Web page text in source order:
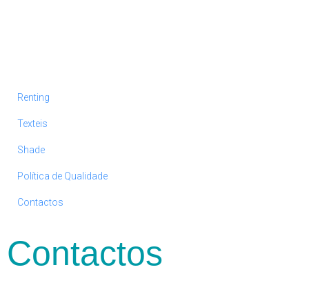
Renting
Texteis
Shade
Política de Qualidade
Contactos
Contactos